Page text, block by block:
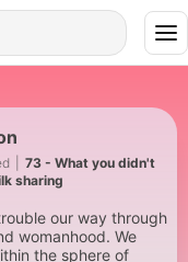
73 - What you didn't
sharing
our way through
womanhood. We
the sphere of